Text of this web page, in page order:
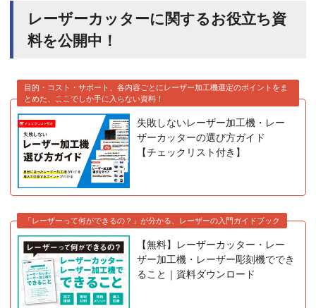
レーザーカッターに関するお役立ち資
料を公開中！
目的・コスト・サポート、各内容ごとにレーザー加工機選定のポイントをま
とめた、ここでしか手に入らない資料！
失敗しないレーザー加工機・レー
ザーカッターの選び方ガイド
【チェックリスト付き】
「レーザーって何ができるの？」が分かる、レーザーの入門ガイドブック
【無料】レーザーカッター・レー
ザー加工機・レーザー彫刻機ででき
ること｜資料ダウンロード